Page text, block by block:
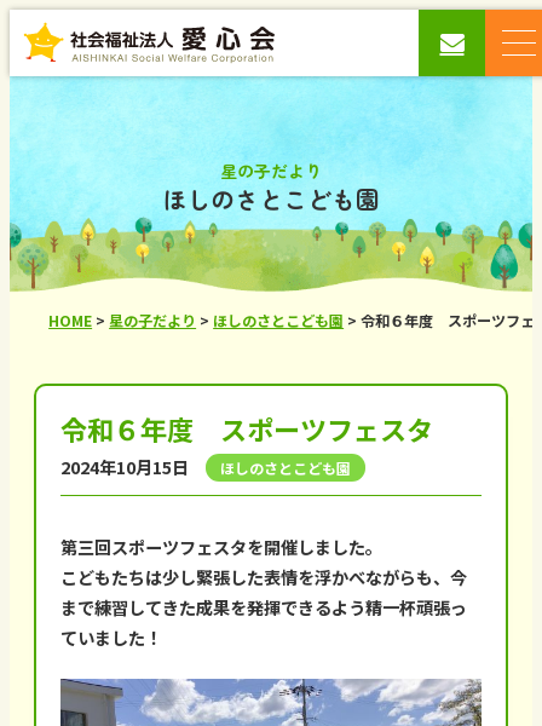
ほしのさとこども園
星の子だより
HOME >星の子だより > ほしのさとこども園 >令和６年度 スポーツフェ
令和６年度 スポーツフェスタ
2024年10月15日 ほしのさとこども園
第三回スポーツフェスタを開催しました。
こどもたちは少し緊張した表情を浮かべながらも、今
まで練習してきた成果を発揮できるよう精一杯頑張っ
ていました！